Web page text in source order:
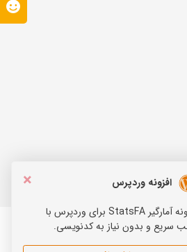
×
افزونه وردپرس
افزونه آمارگیر StatsFA برای وردپرس با
سریع و بدون نیاز به کدنویسی.